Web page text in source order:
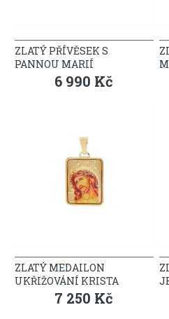
ZLATÝ PŘÍVĚSEK S
PANNOU MARIÍ
6 990 Kč
ZLATÝ MEDAILON
UKŘIŽOVÁNÍ KRISTA
7 250 Kč